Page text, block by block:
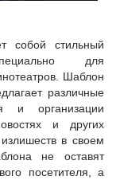
собой стильный
для
Шаблон
различные
и организации
и других
в своем
не оставят
посетителя, а